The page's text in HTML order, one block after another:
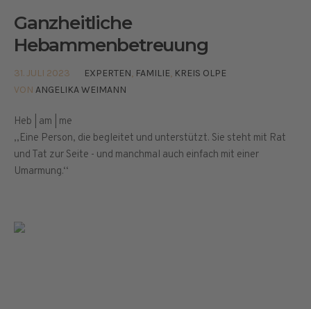
Ganzheitliche
Hebammenbetreuung
31. JULI 2023 EXPERTEN, FAMILIE, KREIS OLPE
VON ANGELIKA WEIMANN
Heb | am | me
,,Eine Person, die begleitet und unterstützt. Sie steht mit Rat
und Tat zur Seite - und manchmal auch einfach mit einer
Umarmung.‘‘